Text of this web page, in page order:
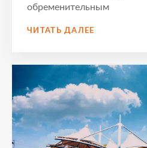
обременительным
ЧИТАТЬ ДАЛЕЕ
СНИЗИТЬ
ПРОЦЕНТ
ПО
ИПОТЕКЕ
СБЕРБАНКЕ
В